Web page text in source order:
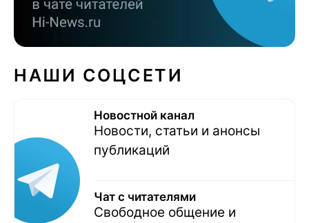
НАШИ СОЦСЕТИ
Новостной канал
Новости, статьи и анонсы
публикаций
Чат с читателями
Свободное общение и